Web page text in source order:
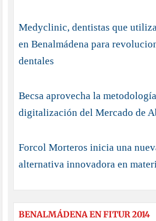
Medyclinic, dentistas que
en Benalmádena para
dentales
Becsa aprovecha la
digitalización del Mercado de
Forcol Morteros inicia una
alternativa innovadora en
BENALMÁDENA EN FITUR 2014